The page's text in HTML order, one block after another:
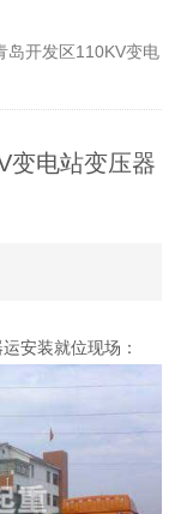
岛开发区110KV变电
变电站变压器
安装就位现场：